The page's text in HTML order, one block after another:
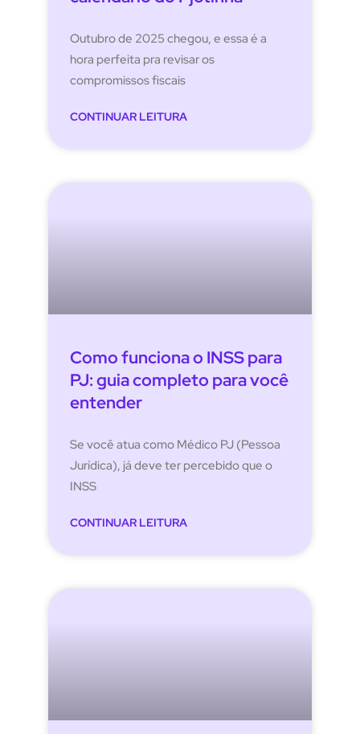
Outubro de 2025 chegou, e essa é a
hora perfeita pra revisar os
compromissos fiscais
CONTINUAR LEITURA
Como funciona o INSS para
PJ: guia completo para você
entender
Se você atua como Médico PJ (Pessoa
Jurídica), já deve ter percebido que o
INSS
CONTINUAR LEITURA